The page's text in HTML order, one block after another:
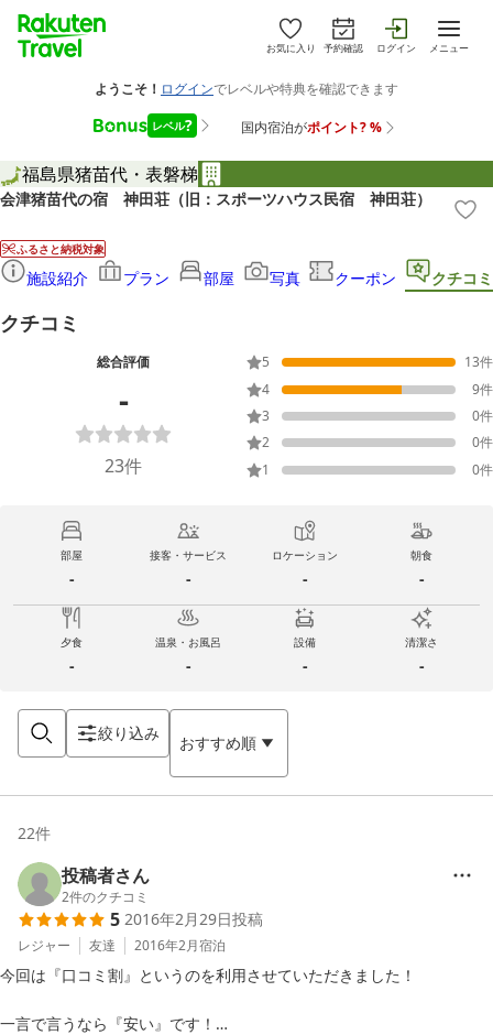
お気に入り 予約確認 ログイン メニュー
福島県猪苗代・表磐梯
会津猪苗代の宿 神田荘（旧：スポーツハウス民宿 神田荘）
ふるさと納税対象
施設紹介 プラン 部屋 写真 クーポン クチコミ
クチコミ
総合評価
-
23件
5 13件
4
9件
3
0件
2
0件
1
0件
部屋
-
接客・サービス
-
ロケーション
-
朝食
-
夕食
-
温泉・お風呂
-
設備
-
清潔さ
-
絞り込み おすすめ順
22件
投稿者さん
2件のクチコミ
5 2016年2月29日投稿
レジャー 友達 2016年2月宿泊
今回は『口コミ割』というのを利用させていただきました！
一言で言うなら『安い』です！